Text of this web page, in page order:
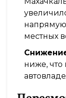
местных
ниже, что